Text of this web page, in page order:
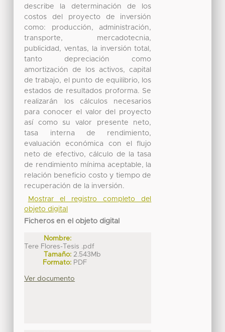
describe la determinación de los
costos del proyecto de inversión
como: producción, administración,
transporte, mercadotecnia,
publicidad, ventas, la inversión total,
tanto depreciación como
amortización de los activos, capital
de trabajo, el punto de equilibrio, los
estados de resultados proforma. Se
realizarán los cálculos necesarios
para conocer el valor del proyecto
así como su valor presente neto,
tasa interna de rendimiento,
evaluación económica con el flujo
neto de efectivo, cálculo de la tasa
de rendimiento mínima aceptable, la
relación beneficio costo y tiempo de
recuperación de la inversión.
Mostrar el registro completo del
objeto digital
Ficheros en el objeto digital
Nombre:
Tere Flores-Tesis .pdf
Tamaño: 2.543Mb
Formato: PDF
Ver documento